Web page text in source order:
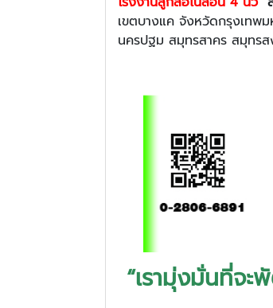
เขตบางแค จังหวัดกรุงเทพ
นครปฐม สมุทรสาคร สมุทร
“เรามุ่งมั่นที่จ